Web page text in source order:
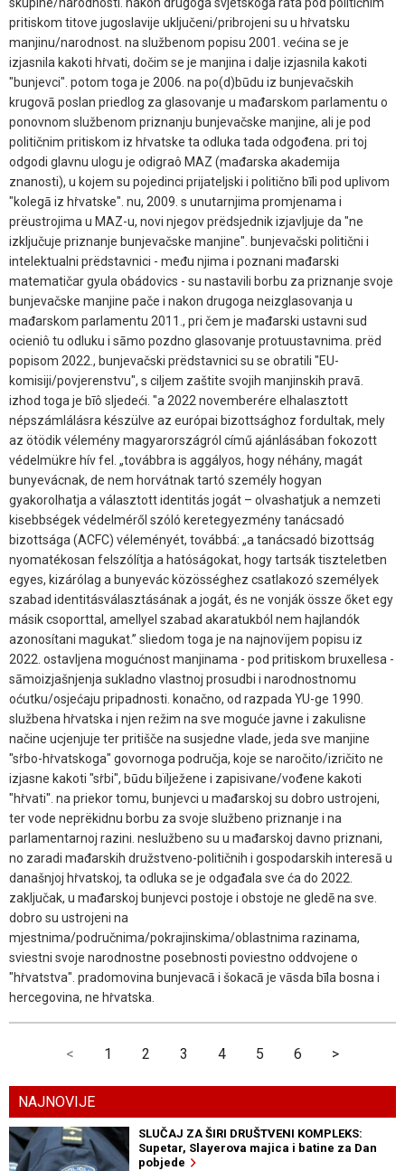
pritiskom titove jugoslavije uključeni/pribrojeni su u hṙvatsku
manjinu/narodnost. na službenom popisu 2001. većina se je
izjasnila kakoti hṙvati, dočim se je manjina i dalje izjasnila kakoti
"bunjevci". potom toga je 2006. na po(d)būdu iz bunjevačskih
krugovā poslan priedlog za glasovanje u mađarskom parlamentu o
ponovnom službenom priznanju bunjevačske manjine, ali je pod
političnim pritiskom iz hṙvatske ta odluka tada odgođena. pri toj
odgodi glavnu ulogu je odigraô MAZ (mađarska akademija
znanosti), u kojem su pojedinci prijateljski i politično bīli pod uplivom
"kolegā iz hṙvatske". nu, 2009. s unutarnjima promjenama i
prëustrojima u MAZ-u, novi njegov prëdsjednik izjavljuje da "ne
izključuje priznanje bunjevačske manjine". bunjevačski politični i
intelektualni prëdstavnici - među njima i poznani mađarski
matematičar gyula obádovics - su nastavili borbu za priznanje svoje
bunjevačske manjine pače i nakon drugoga neizglasovanja u
mađarskom parlamentu 2011., pri čem je mađarski ustavni sud
ocieniô tu odluku i sāmo pozdno glasovanje protuustavnima. prëd
popisom 2022., bunjevačski prëdstavnici su se obratili "EU-
komisiji/povjerenstvu", s ciljem zaštite svojih manjinskih pravā.
izhod toga je bīô sljedeći. "a 2022 novemberére elhalasztott
népszámlálásra készülve az európai bizottsághoz fordultak, mely
az ötödik vélemény magyarországról című ajánlásában fokozott
védelmükre hív fel. „továbbra is aggályos, hogy néhány, magát
bunyevácnak, de nem horvátnak tartó személy hogyan
gyakorolhatja a választott identitás jogát – olvashatjuk a nemzeti
kisebbségek védelméről szóló keretegyezmény tanácsadó
bizottsága (ACFC) véleményét, továbbá: „a tanácsadó bizottság
nyomatékosan felszólítja a hatóságokat, hogy tartsák tiszteletben
egyes, kizárólag a bunyevác közösséghez csatlakozó személyek
szabad identitásválasztásának a jogát, és ne vonják össze őket egy
másik csoporttal, amellyel szabad akaratukból nem hajlandók
azonosítani magukat.” sliedom toga je na najnovïjem popisu iz
2022. ostavljena mogućnost manjinama - pod pritiskom bruxellesa -
sāmoizjašnjenja sukladno vlastnoj prosudbi i narodnostnomu
oćutku/osjećaju pripadnosti. konačno, od razpada YU-ge 1990.
službena hṙvatska i njen režim na sve moguće javne i zakulisne
načine ucjenjuje ter pritišče na susjedne vlade, jeda sve manjine
"sṙbo-hṙvatskoga" govornoga područja, koje se naročito/izričito ne
izjasne kakoti "sṙbi", būdu bïlježene i zapisivane/vođene kakoti
"hṙvati". na priekor tomu, bunjevci u mađarskoj su dobro ustrojeni,
ter vode neprëkidnu borbu za svoje službeno priznanje i na
parlamentarnoj razini. neslužbeno su u mađarskoj davno priznani,
no zaradi mađarskih družstveno-političnih i gospodarskih interesā u
današnjoj hṙvatskoj, ta odluka se je odgađala sve ća do 2022.
zaključak, u mađarskoj bunjevci postoje i obstoje ne gledē na sve.
dobro su ustrojeni na
mjestnima/područnima/pokrajinskima/oblastnima razinama,
sviestni svoje narodnostne posebnosti poviestno oddvojene o
"hṙvatstva". pradomovina bunjevacā i šokacā je vāsda bīla bosna i
hercegovina, ne hṙvatska.
< 1 2 3 4 5 6 >
NAJNOVIJE
SLUČAJ ZA ŠIRI DRUŠTVENI KOMPLEKS:
Supetar, Slayerova majica i batine za Dan
pobjede